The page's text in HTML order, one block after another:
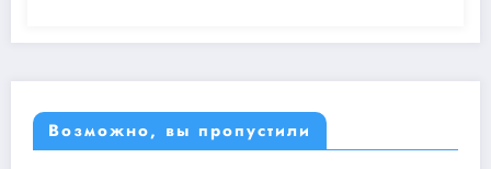
Возможно, вы пропустили